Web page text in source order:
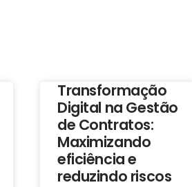
Transformação
Digital na Gestão
de Contratos:
Maximizando
eficiência e
reduzindo riscos